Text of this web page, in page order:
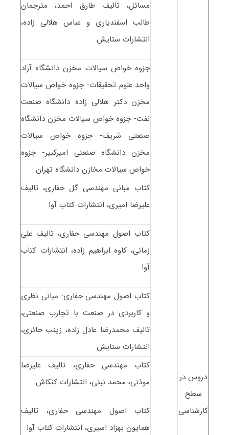
دروس در
سطح
کارشناسی
مسائل، تالیف طارق احمد، مترجمان
طالب اسفندیاری و عباس هلالی زاده،
انتشارات ستایش
جزوه خواص سیالات مخزن دانشگاه آزاد
واحد علوم تحقیقات- جزوه خواص سیالات
مخزن دکتر هلالی زاده دانشگاه صنعت
نفت- جزوه خواص سیالات مخزن دانشگاه
صنعتی شریف- جزوه خواص سیالات
مخزن دانشگاه صنعتی امیرکبیر- جزوه
خواص سیالات مخازن دانشگاه تهران
کتاب مبانی مهندسی گل حفاری، تالیف
علیرضا امیری، انتشارات کتاب آوا
کتاب اصول مهندسی حفاری، تالیف علی
زمانی، کاوه ابراهیم زاده، انتشارات کتاب
آوا
کتاب اصول مهندسی حفاری: مبانی نظری
و کاربردی در صنعت با تجارب صنعتی،
تالیف محمدرضا عادل زاده، زینب حائری،
انتشارات ستایش
کتاب مهندسی حفاری، تالیف علیرضا
موذنی، محمد نبئی، انتشارات کنکاش
کتاب اصول مهندسی حفاری، تالیف
همایون بهزاد اسیری، انتشارات کتاب آوا